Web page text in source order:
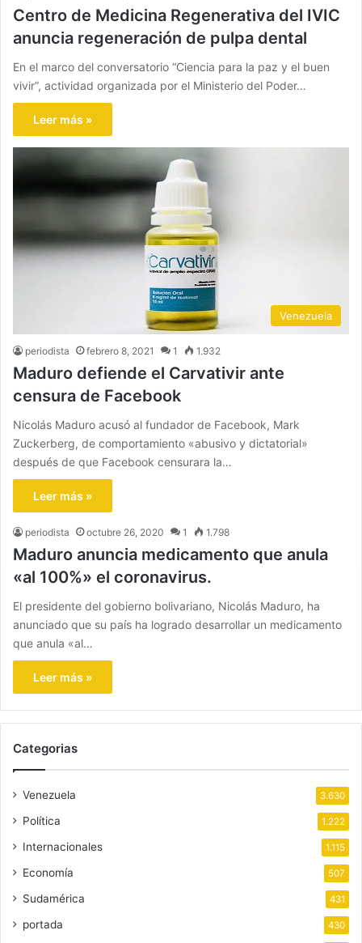
Centro de Medicina Regenerativa del IVIC
anuncia regeneración de pulpa dental
En el marco del conversatorio “Ciencia para la paz y el buen
vivir”, actividad organizada por el Ministerio del Poder…
Leer más »
Venezuela
periodista febrero 8, 2021 1 1.932
Maduro defiende el Carvativir ante
censura de Facebook
Nicolás Maduro acusó al fundador de Facebook, Mark
Zuckerberg, de comportamiento «abusivo y dictatorial»
después de que Facebook censurara la…
Leer más »
periodista octubre 26, 2020 1 1.798
Maduro anuncia medicamento que anula
«al 100%» el coronavirus.
El presidente del gobierno bolivariano, Nicolás Maduro, ha
anunciado que su país ha logrado desarrollar un medicamento
que anula «al…
Leer más »
Categorias
Venezuela 3.630
Política 1.222
Internacionales 1.115
Economía 507
Sudamérica 431
portada 430